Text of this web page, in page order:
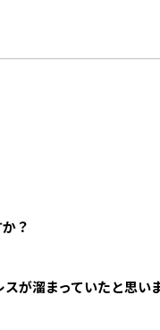
？
スが溜まっていたと思い